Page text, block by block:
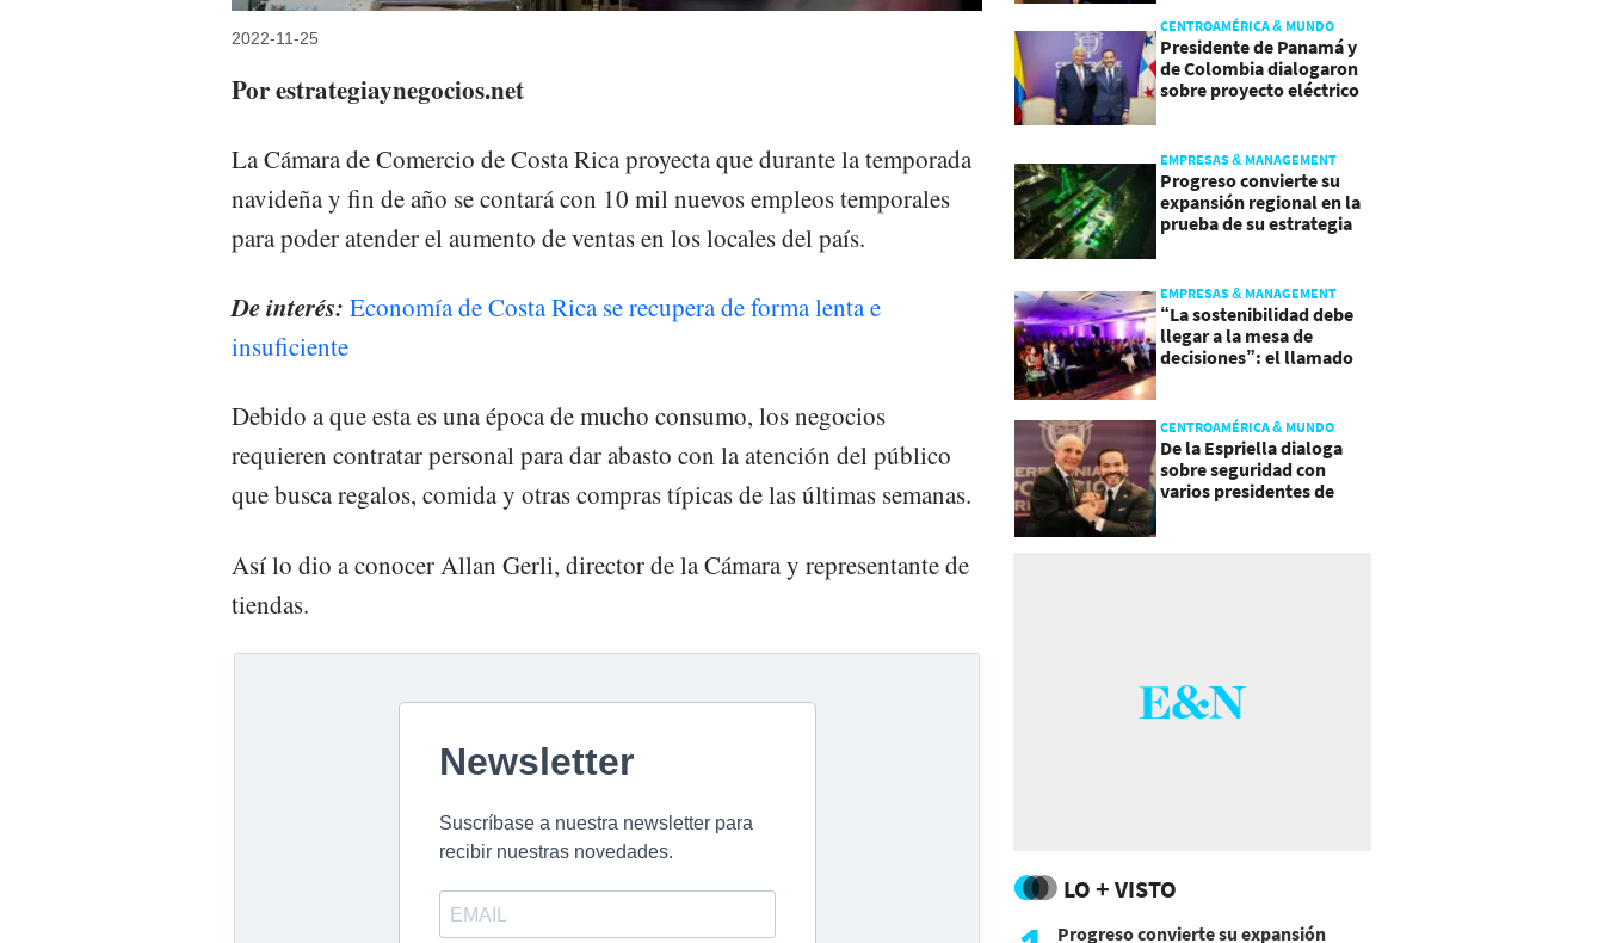
2022-11-25
Por estrategiaynegocios.net
La Cámara de Comercio de Costa Rica proyecta que durante la temporada
navideña y fin de año se contará con 10 mil nuevos empleos temporales
para poder atender el aumento de ventas en los locales del país.
De interés: Economía de Costa Rica se recupera de forma lenta e
insuficiente
Debido a que esta es una época de mucho consumo, los negocios
requieren contratar personal para dar abasto con la atención del público
que busca regalos, comida y otras compras típicas de las últimas semanas.
Así lo dio a conocer Allan Gerli, director de la Cámara y representante de
tiendas.
CENTROAMÉRICA & MUNDO
Presidente de Panamá y
de Colombia dialogaron
sobre proyecto eléctrico
EMPRESAS & MANAGEMENT
Progreso convierte su
expansión regional en la
prueba de su estrategia
EMPRESAS & MANAGEMENT
“La sostenibilidad debe
llegar a la mesa de
decisiones”: el llamado
CENTROAMÉRICA & MUNDO
De la Espriella dialoga
sobre seguridad con
varios presidentes de
LO + VISTO
Progreso convierte su expansión